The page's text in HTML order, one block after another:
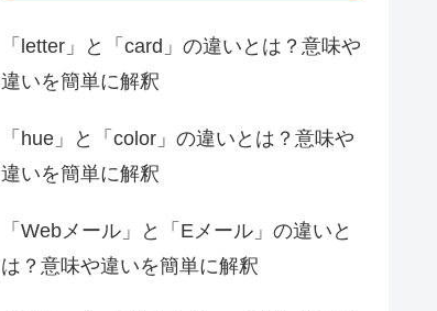
「letter」と「card」の違いとは？意味や
違いを簡単に解釈
「hue」と「color」の違いとは？意味や
違いを簡単に解釈
「Webメール」と「Eメール」の違いと
は？意味や違いを簡単に解釈